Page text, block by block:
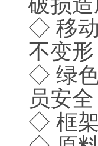
◇ 移
不变
◇ 绿
员安
◇ 框